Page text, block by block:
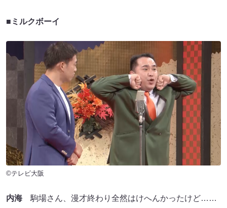
■ミルクボーイ
©テレビ大阪
内海 駒場さん、漫才終わり全然はけへんかったけど……